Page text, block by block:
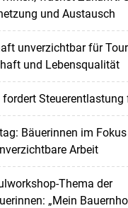
und Austausch
unverzichtbar für
und Lebensqualität
fordert Steuerentlastung
Bäuerinnen im
Arbeit
Thema der
„Mein